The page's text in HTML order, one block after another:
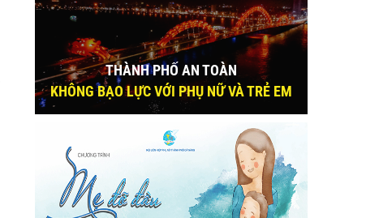
THÀNH PHỐ AN TOÀN
KHÔNG BẠO LỰC VỚI PHỤ NỮ VÀ TRẺ EM